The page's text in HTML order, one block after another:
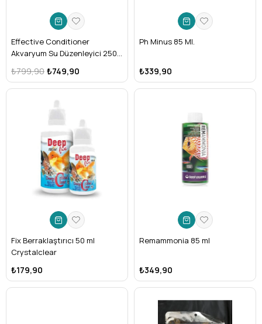
Effective Conditioner
Akvaryum Su Düzenleyici 250
₺749,90
₺799,90
Ph Minus 85 Ml.
₺339,90
Fix Berraklaştırıcı 50 ml
Crystalclear
₺179,90
Remammonia 85 ml
₺349,90